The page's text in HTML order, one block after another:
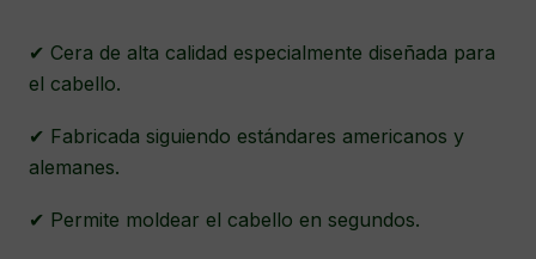
✔ Cera de alta calidad especialmente diseñada para
el cabello.
✔ Fabricada siguiendo estándares americanos y
alemanes.
✔ Permite moldear el cabello en segundos.